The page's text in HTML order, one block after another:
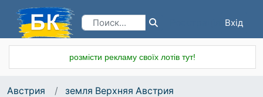
Вхід
розмісти рекламу своїх лотів тут!
Австрия земля Верхняя Австрия